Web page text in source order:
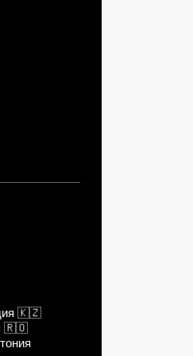
🇰🇿
🇷🇴